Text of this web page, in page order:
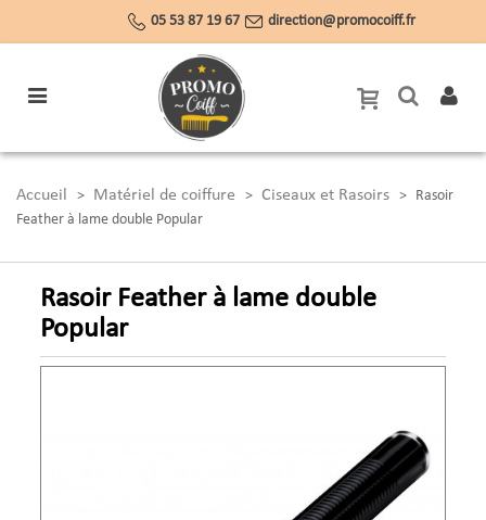
05 53 87 19 67 direction@promocoiff.fr
Accueil > Matériel de coiffure > Ciseaux et Rasoirs > Rasoir
Feather à lame double Popular
Rasoir Feather à lame double
Popular